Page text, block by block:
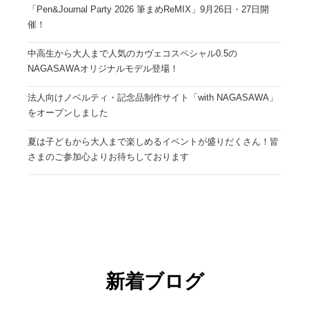
「Pen&Journal Party 2026 筆まめReMIX」9月26日・27日開
催！
中高生から大人まで人気のカヴェコスペシャル0.5の
NAGASAWAオリジナルモデル登場！
法人向けノベルティ・記念品制作サイト「with NAGASAWA」
をオープンしました
夏は子どもから大人まで楽しめるイベントが盛りだくさん！皆
さまのご参加心よりお待ちしております
新着ブログ